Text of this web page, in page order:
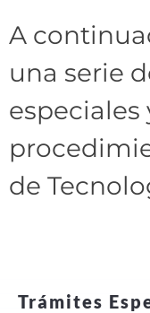
A
una serie
especiales
de
Trámites